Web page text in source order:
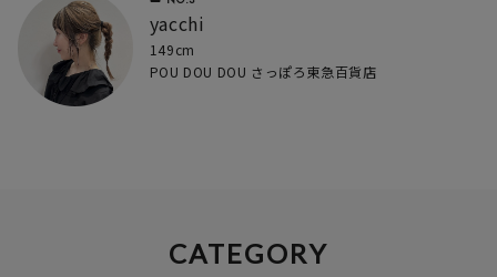
yacchi
149cm
POU DOU DOU さっぽろ東急百貨店
CATEGORY